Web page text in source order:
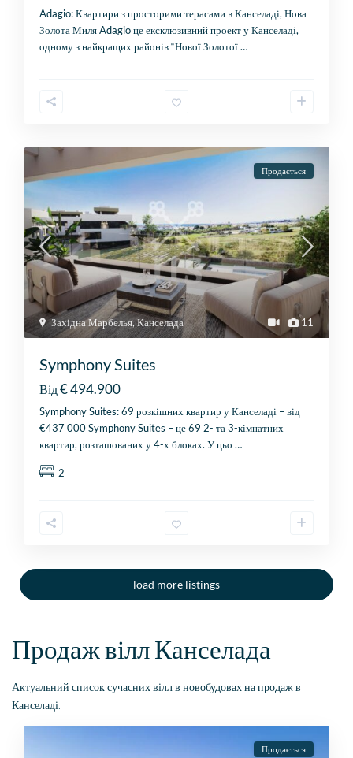
Adagio: Квартири з просторими терасами в Канселаді, Нова
Золота Миля Adagio це ексклюзивний проект у Канселаді,
одному з найкращих районів “Нової Золотої…
11
Західна Марбелья,Канселада
Продається
Symphony Suites
Від€ 494.900
Symphony Suites: 69 розкішних квартир у Канселаді – від
€437 000 Symphony Suites – це 69 2- та 3-кімнатних
квартир, розташованих у 4-х блоках. У цьо…
2
load more listings
Продаж вілл Канселада
Актуальний список сучасних вілл в новобудовах на продаж в
Канселаді.
Продається